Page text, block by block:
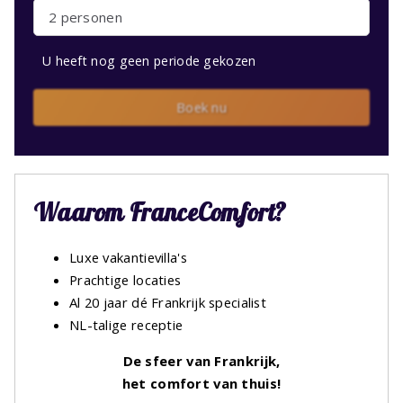
2 personen
U heeft nog geen periode gekozen
Boek nu
Waarom FranceComfort?
Luxe vakantievilla's
Prachtige locaties
Al 20 jaar dé Frankrijk specialist
NL-talige receptie
De sfeer van Frankrijk,
het comfort van thuis!